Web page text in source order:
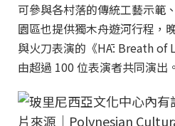
可參與各村落的傳統工藝示範
園區也提供獨木舟遊河行程，
與火刀表演的《HĀ: Breath of
由超過 100 位表演者共同演出。